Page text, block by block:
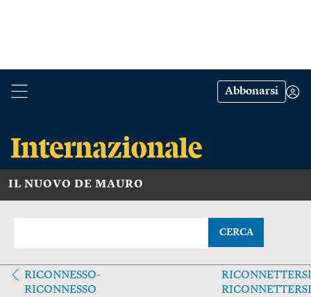
Abbonarsi
IL NUOVO DE MAURO
CERCA
RICONNESSO-
RICONNESSO
RICONNETTERSI